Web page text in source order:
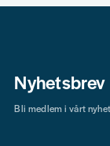
Nyhetsbrev
Bli medlem i vårt